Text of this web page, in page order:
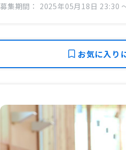
募集期間： 2025年05月18日 23:30
お気に入り